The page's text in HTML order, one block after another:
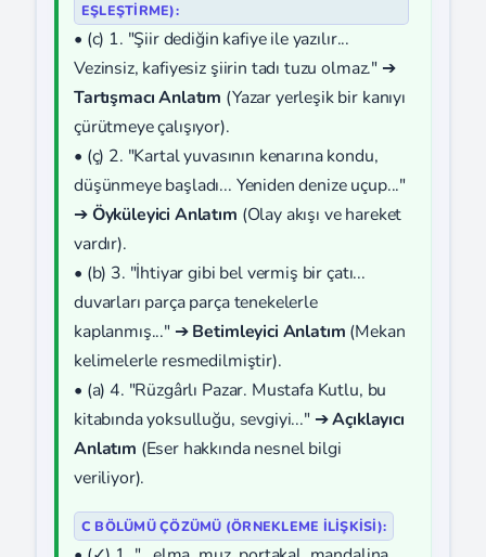
EŞLEŞTIRME):
• (c) 1. "Şiir dediğin kafiye ile yazılır...
Vezinsiz, kafiyesiz şiirin tadı tuzu olmaz." ➔
Tartışmacı Anlatım (Yazar yerleşik bir kanıyı
çürütmeye çalışıyor).
• (ç) 2. "Kartal yuvasının kenarına kondu,
düşünmeye başladı... Yeniden denize uçup..."
➔Öyküleyici Anlatım (Olay akışı ve hareket
vardır).
• (b) 3. "İhtiyar gibi bel vermiş bir çatı...
duvarları parça parça tenekelerle
kaplanmış..." ➔Betimleyici Anlatım (Mekan
kelimelerle resmedilmiştir).
• (a) 4. "Rüzgârlı Pazar. Mustafa Kutlu, bu
kitabında yoksulluğu, sevgiyi..." ➔Açıklayıcı
Anlatım (Eser hakkında nesnel bilgi
veriliyor).
C BÖLÜMÜ ÇÖZÜMÜ (ÖRNEKLEME İLIŞKISI):